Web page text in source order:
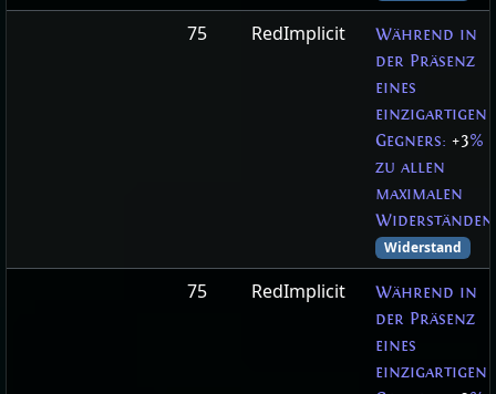
75 RedImplicit
Während in
der Präsenz
eines
einzigartigen
Gegners: +3%
zu allen
maximalen
Widerständen
Widerstand
75 RedImplicit
Während in
der Präsenz
eines
einzigartigen